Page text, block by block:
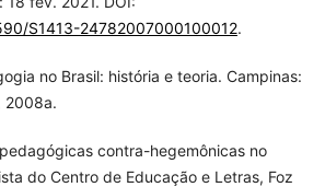
S1413-24782007000100012.
no Brasil: história e teoria. Campinas:
2008a.
pedagógicas contra-hegemônicas no
do Centro de Educação e Letras, Foz